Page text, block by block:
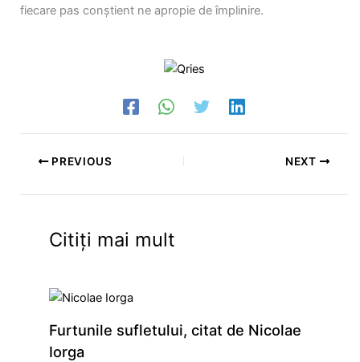
fiecare pas conștient ne apropie de împlinire.
PREVIOUS NEXT
Citiți mai mult
Furtunile sufletului, citat de Nicolae
Iorga